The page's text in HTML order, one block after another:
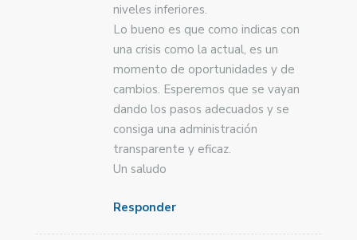
niveles inferiores.
Lo bueno es que como indicas con
una crisis como la actual, es un
momento de oportunidades y de
cambios. Esperemos que se vayan
dando los pasos adecuados y se
consiga una administración
transparente y eficaz.
Un saludo
Responder